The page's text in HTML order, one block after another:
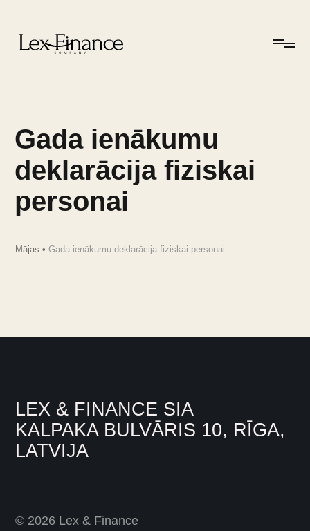
Gada ienākumu
deklarācija fiziskai
personai
Mājas • Gada ienākumu deklarācija fiziskai personai
LEX & FINANCE SIA
KALPAKA BULVĀRIS 10, RĪGA,
LATVIJA
© 2026 Lex & Finance